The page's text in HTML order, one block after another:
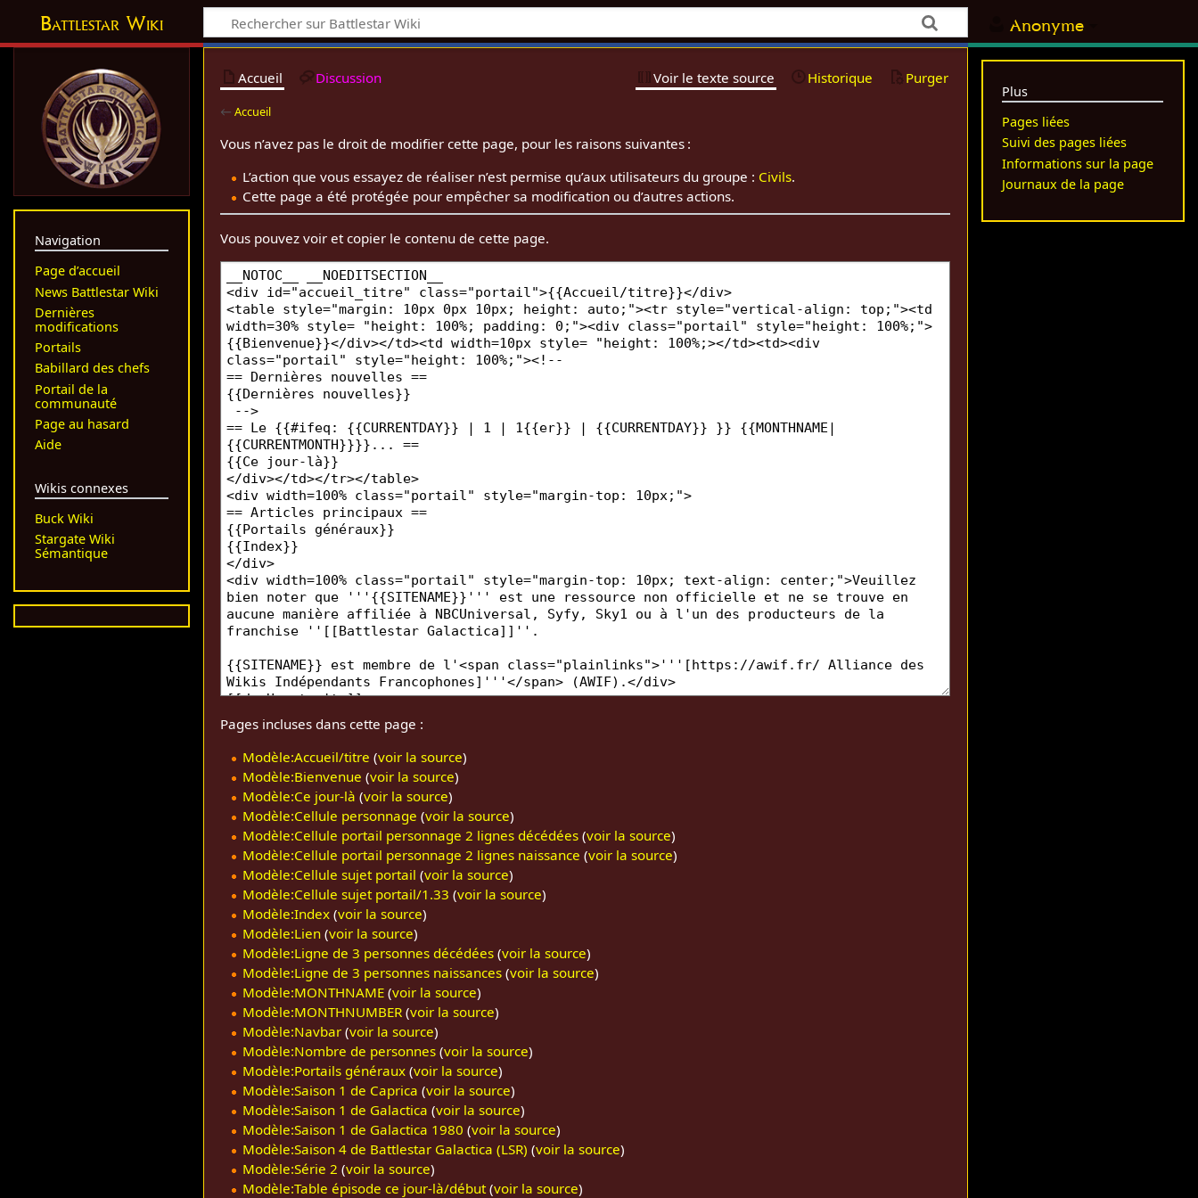
Anonyme
Battlestar Wiki
Accueil Discussion Voir le texte source Historique Purger
←Accueil
Vous n’avez pas le droit de modifier cette page, pour les raisons suivantes :
L’action que vous essayez de réaliser n’est permise qu’aux utilisateurs du groupe : Civils.
Cette page a été protégée pour empêcher sa modification ou d’autres actions.
Vous pouvez voir et copier le contenu de cette page.
Pages incluses dans cette page :
Modèle:Accueil/titre (voir la source)
Modèle:Bienvenue (voir la source)
Modèle:Ce jour-là (voir la source)
Modèle:Cellule personnage (voir la source)
Modèle:Cellule portail personnage 2 lignes décédées(voir la source)
Modèle:Cellule portail personnage 2 lignes naissance (voir la source)
Modèle:Cellule sujet portail (voir la source)
Modèle:Cellule sujet portail/1.33 (voir la source)
Modèle:Index(voir la source)
Modèle:Lien(voir la source)
Modèle:Ligne de 3 personnes décédées(voir la source)
Modèle:Ligne de 3 personnes naissances(voir la source)
Modèle:MONTHNAME(voir la source)
Modèle:MONTHNUMBER(voir la source)
Modèle:Navbar(voir la source)
Modèle:Nombre de personnes(voir la source)
Modèle:Portails généraux(voir la source)
Modèle:Saison 1 de Caprica (voir la source)
Modèle:Saison 1 de Galactica (voir la source)
Modèle:Saison 1 de Galactica 1980 (voir la source)
Modèle:Saison 4 de Battlestar Galactica (LSR) (voir la source)
Modèle:Série 2 (voir la source)
Modèle:Table épisode ce jour-là/début(voir la source)
Navigation
Page d’accueil
News Battlestar Wiki
Dernières
modifications
Portails
Babillard des chefs
Portail de la
communauté
Page au hasard
Aide
Wikis connexes
Buck Wiki
Stargate Wiki
Sémantique
Plus
Pages liées
Suivi des pages liées
Informations sur la page
Journaux de la page